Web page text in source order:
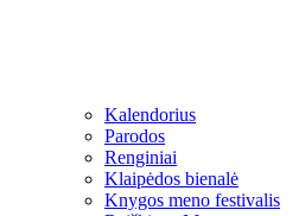
Kalendorius
Parodos
Renginiai
Klaipėdos bienalė
Knygos meno festivalis